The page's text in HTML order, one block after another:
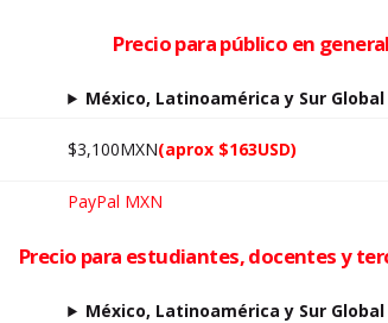
Precio para público en general
México, Latinoamérica y Sur Global
$3,100MXN(aprox $163USD)
PayPal MXN
Precio para estudiantes, docentes y
México, Latinoamérica y Sur Global